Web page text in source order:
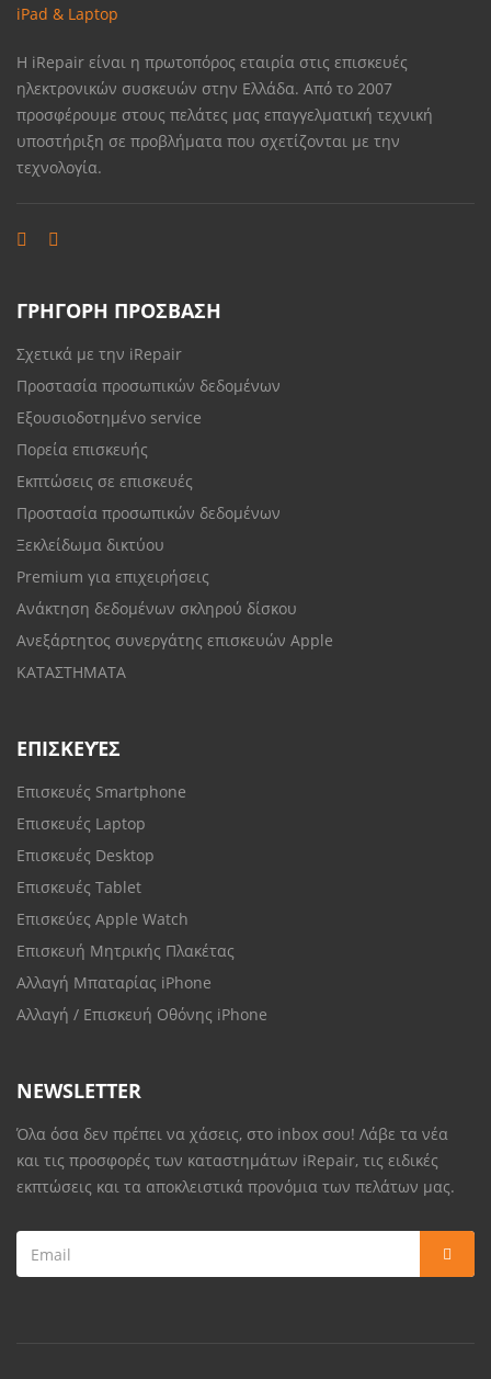
Η iRepair είναι η πρωτοπόρος εταιρία στις επισκευές
ηλεκτρονικών συσκευών στην Ελλάδα. Από το 2007
προσφέρουμε στους πελάτες μας επαγγελματική τεχνική
υποστήριξη σε προβλήματα που σχετίζονται με την
τεχνολογία.
ΓΡΗΓΟΡΗ ΠΡΟΣΒΑΣΗ
Σχετικά με την iRepair
Προστασία προσωπικών δεδομένων
Εξουσιοδοτημένο service
Πορεία επισκευής
Εκπτώσεις σε επισκευές
Προστασία προσωπικών δεδομένων
Ξεκλείδωμα δικτύου
Premium για επιχειρήσεις
Ανάκτηση δεδομένων σκληρού δίσκου
Ανεξάρτητος συνεργάτης επισκευών Apple
ΚΑΤΑΣΤΗΜΑΤΑ
ΕΠΙΣΚΕΥΈΣ
Επισκευές Smartphone
Επισκευές Laptop
Επισκευές Desktop
Επισκευές Tablet
Επισκεύες Apple Watch
Επισκευή Μητρικής Πλακέτας
Αλλαγή Μπαταρίας iPhone
Αλλαγή / Επισκευή Οθόνης iPhone
NEWSLETTER
Όλα όσα δεν πρέπει να χάσεις, στο inbox σου! Λάβε τα νέα
και τις προσφορές των καταστημάτων iRepair, τις ειδικές
εκπτώσεις και τα αποκλειστικά προνόμια των πελάτων μας.